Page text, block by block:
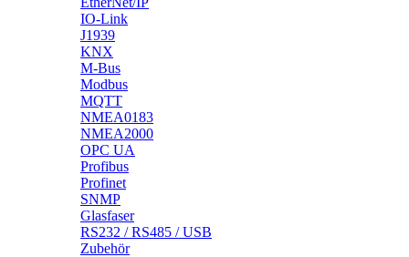
IO-Link
J1939
KNX
M-Bus
Modbus
MQTT
NMEA0183
NMEA2000
OPC UA
Profibus
Profinet
SNMP
Glasfaser
RS232 / RS485 / USB
Zubehör